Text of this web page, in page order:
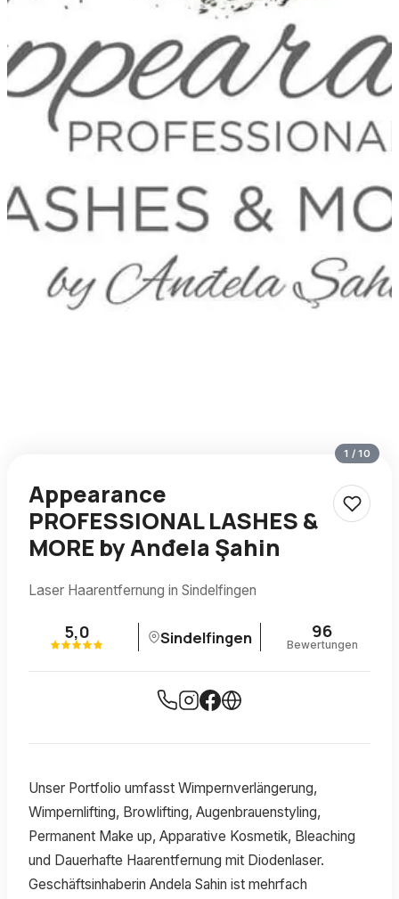
1 /10
Appearance
PROFESSIONAL LASHES &
MORE by Anđela Şahin
Laser Haarentfernung in Sindelfingen
5,0 Sindelfingen 96
Bewertungen
Unser Portfolio umfasst Wimpernverlängerung,
Wimpernlifting, Browlifting, Augenbrauenstyling,
Permanent Make up, Apparative Kosmetik, Bleaching
und Dauerhafte Haarentfernung mit Diodenlaser.
Geschäftsinhaberin Andela Sahin ist mehrfach